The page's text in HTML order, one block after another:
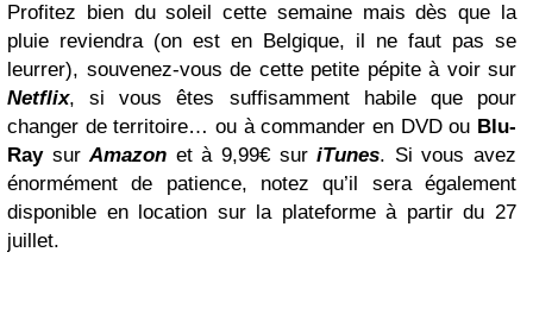
Profitez bien du soleil cette semaine mais dès que la
pluie reviendra (on est en Belgique, il ne faut pas se
leurrer), souvenez-vous de cette petite pépite à voir sur
Netflix, si vous êtes suffisamment habile que pour
changer de territoire… ou à commander en DVD ou Blu-
RaysurAmazon et à 9,99€ suriTunes. Si vous avez
énormément de patience, notez qu’il sera également
disponible en location sur la plateforme à partir du 27
juillet.